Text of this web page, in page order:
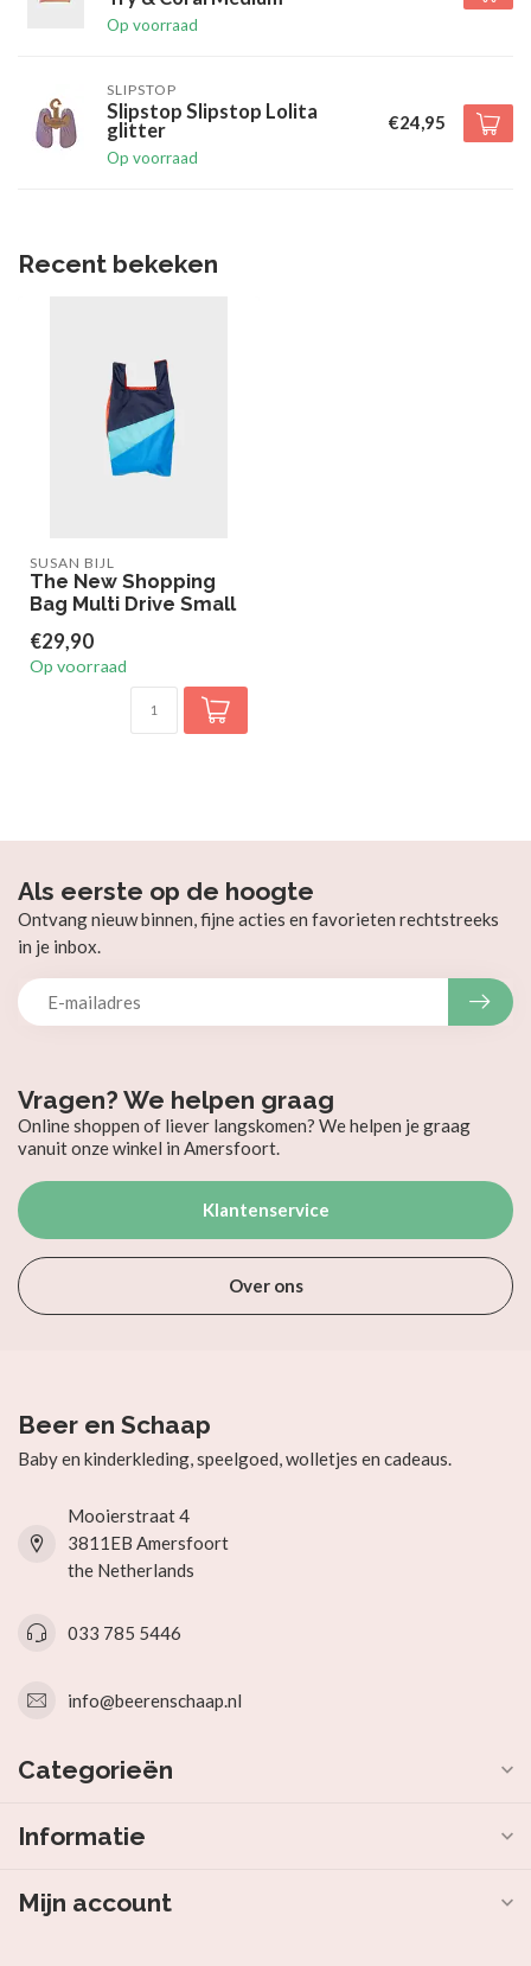
Op voorraad
SLIPSTOP
Slipstop Slipstop Lolita
glitter
Op voorraad
€24,95
Recent bekeken
SUSAN BIJL
The New Shopping
Bag Multi Drive Small
€29,90
Op voorraad
Vragen? We helpen graag
Online shoppen of liever langskomen? We helpen je graag
vanuit onze winkel in Amersfoort.
Klantenservice
Over ons
Als eerste op de hoogte
Ontvang nieuw binnen, fijne acties en favorieten rechtstreeks
in je inbox.
Beer en Schaap
Baby en kinderkleding, speelgoed, wolletjes en cadeaus.
Mooierstraat 4
3811EB Amersfoort
the Netherlands
033 785 5446
info@beerenschaap.nl
Categorieën
Informatie
Mijn account